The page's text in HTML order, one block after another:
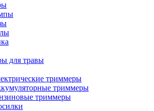
для травы
триммеры
триммеры
триммеры